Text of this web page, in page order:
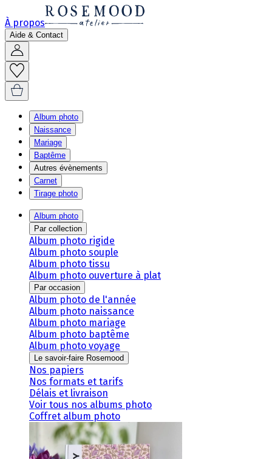
À propos
Aide & Contact
Album photo
Naissance
Mariage
Baptême
Autres évènements
Carnet
Tirage photo
Album photo
Par collection
Album photo rigide
Album photo souple
Album photo tissu
Album photo ouverture à plat
Par occasion
Album photo de l'année
Album photo naissance
Album photo mariage
Album photo baptême
Album photo voyage
Le savoir-faire Rosemood
Nos papiers
Nos formats et tarifs
Délais et livraison
Voir tous nos albums photo
Coffret album photo